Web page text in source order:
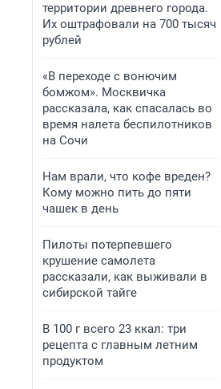
территории древнего города.
Их оштрафовали на 700 тысяч
рублей
«В переходе с вонючим
бомжом». Москвичка
рассказала, как спасалась во
время налета беспилотников
на Сочи
Нам врали, что кофе вреден?
Кому можно пить до пяти
чашек в день
Пилоты потерпевшего
крушение самолета
рассказали, как выживали в
сибирской тайге
В 100 г всего 23 ккал: три
рецепта с главным летним
продуктом